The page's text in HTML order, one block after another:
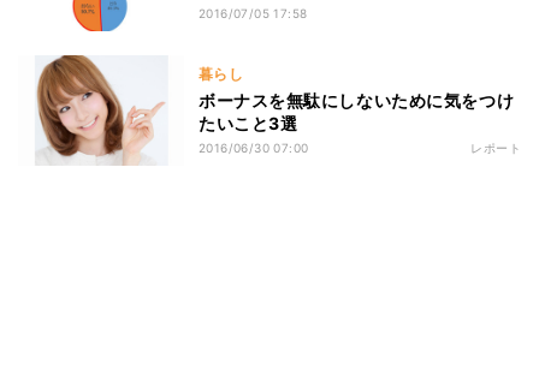
2016/07/05 17:58
暮らし
ボーナスを無駄にしないために気をつけ
たいこと3選
2016/06/30 07:00 レポート